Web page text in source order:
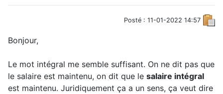
Posté : 11-01-2022 14:57
Bonjour,
Le mot intégral me semble suffisant. On ne dit pas que
le salaire est maintenu, on dit que le salaire intégral
est maintenu. Juridiquement ça a un sens, ça veut dire